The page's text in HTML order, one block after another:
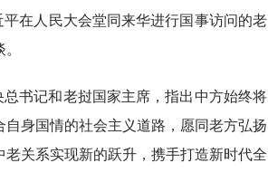
在人民大会堂同来华进行国事访问的老
书记和老挝国家主席，指出中方始终将
身国情的社会主义道路，愿同老方弘扬
关系实现新的跃升，携手打造新时代全